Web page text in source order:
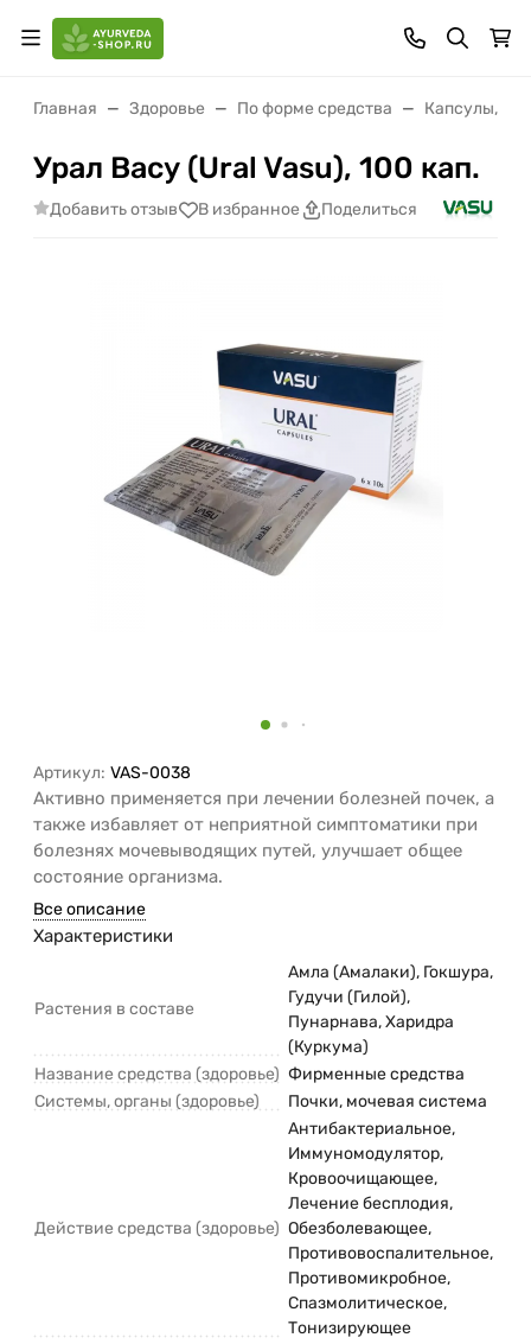
Главная Здоровье По форме средства Капсулы,
Урал Васу (Ural Vasu), 100 кап.
Добавить отзыв В избранное Поделиться
Артикул: VAS-0038
Активно применяется при лечении болезней почек, а
также избавляет от неприятной симптоматики при
болезнях мочевыводящих путей, улучшает общее
состояние организма.
Все описание
Характеристики
Растения в составе
Амла (Амалаки), Гокшура,
Гудучи (Гилой),
Пунарнава, Харидра
(Куркума)
Название средства (здоровье) Фирменные средства
Системы, органы (здоровье)
Почки, мочевая система
Действие средства (здоровье)
Антибактериальное,
Иммуномодулятор,
Кровоочищающее,
Лечение бесплодия,
Обезболевающее,
Противовоспалительное,
Противомикробное,
Спазмолитическое,
Тонизирующее